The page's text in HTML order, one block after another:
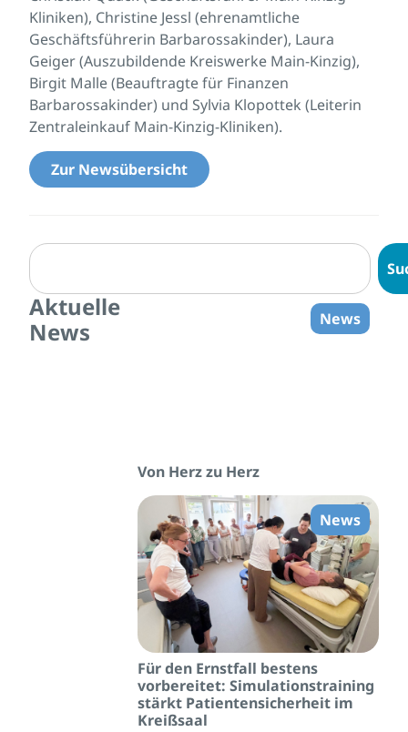
Kliniken), Christine Jessl (ehrenamtliche
Geschäftsführerin Barbarossakinder), Laura
Geiger (Auszubildende Kreiswerke Main-Kinzig),
Birgit Malle (Beauftragte für Finanzen
Barbarossakinder) und Sylvia Klopottek (Leiterin
Zentraleinkauf Main-Kinzig-Kliniken).
Zur Newsübersicht
Aktuelle
News
News
Von Herz zu Herz
News
Für den Ernstfall bestens
vorbereitet: Simulationstraining
stärkt Patientensicherheit im
Kreißsaal